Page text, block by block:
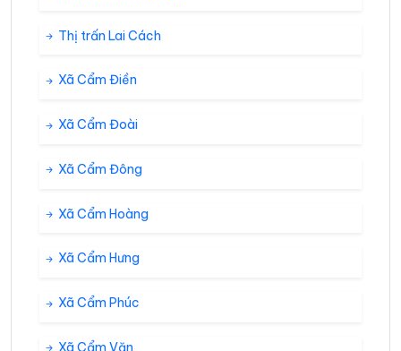
Thị trấn Lai Cách
Xã Cẩm Điền
Xã Cẩm Đoài
Xã Cẩm Đông
Xã Cẩm Hoàng
Xã Cẩm Hưng
Xã Cẩm Phúc
Xã Cẩm Văn